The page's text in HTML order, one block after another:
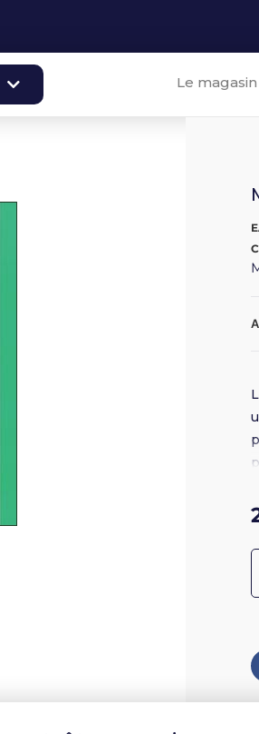
Le magasin